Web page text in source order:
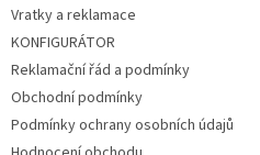
Vratky a reklamace
KONFIGURÁTOR
Reklamační řád a podmínky
Obchodní podmínky
Podmínky ochrany osobních údajů